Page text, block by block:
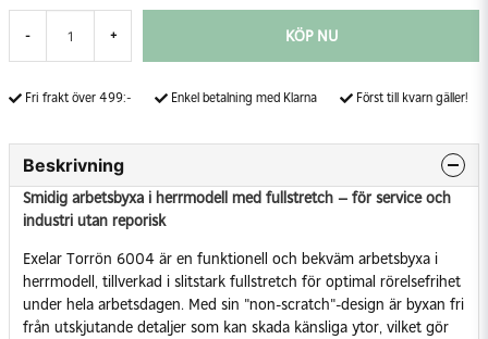
- + KÖP NU
Fri frakt över 499:- Enkel betalning med Klarna Först till kvarn gäller!
Beskrivning
Smidig arbetsbyxa i herrmodell med fullstretch – för service och
industri utan reporisk
Exelar Torrön 6004 är en funktionell och bekväm arbetsbyxa i
herrmodell, tillverkad i slitstark fullstretch för optimal rörelsefrihet
under hela arbetsdagen. Med sin "non-scratch"-design är byxan fri
från utskjutande detaljer som kan skada känsliga ytor, vilket gör